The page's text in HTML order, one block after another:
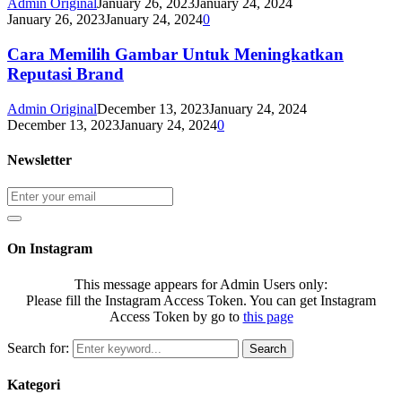
Admin OriginalJanuary 26, 2023January 24, 2024
January 26, 2023January 24, 20240
Cara Memilih Gambar Untuk Meningkatkan
Reputasi Brand
Admin OriginalDecember 13, 2023January 24, 2024
December 13, 2023January 24, 20240
Newsletter
On Instagram
This message appears for Admin Users only:
Please fill the Instagram Access Token. You can get Instagram
Access Token by go to this page
Search for: Search
Kategori